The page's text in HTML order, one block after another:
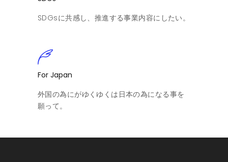
SDGsに共感し、推進する事業内容にしたい。
For Japan
外国の為にがゆくゆくは日本の為になる事を
願って。